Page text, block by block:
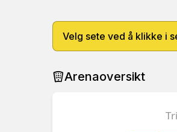
Velg sete ved å klikke i
Arenaoversikt